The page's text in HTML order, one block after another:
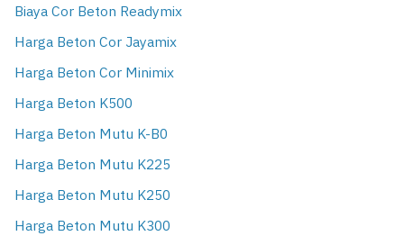
Biaya Cor Beton Readymix
Harga Beton Cor Jayamix
Harga Beton Cor Minimix
Harga Beton K500
Harga Beton Mutu K-B0
Harga Beton Mutu K225
Harga Beton Mutu K250
Harga Beton Mutu K300